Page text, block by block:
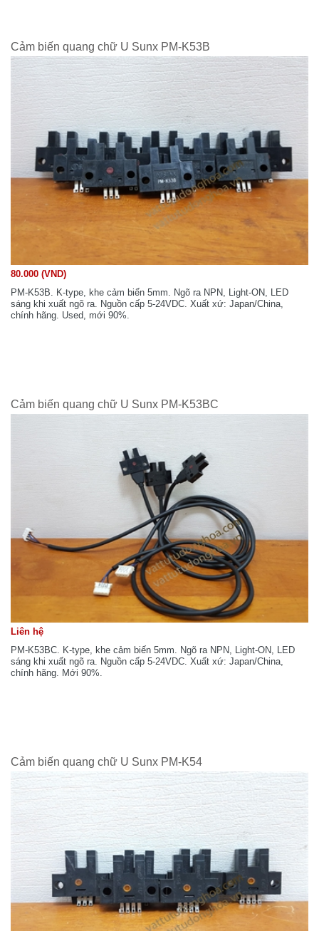
Cảm biến quang chữ U Sunx PM-K53B
80.000 (VND)
PM-K53B. K-type, khe cảm biến 5mm. Ngõ ra NPN, Light-ON, LED
sáng khi xuất ngõ ra. Nguồn cấp 5-24VDC. Xuất xứ: Japan/China,
chính hãng. Used, mới 90%.
Cảm biến quang chữ U Sunx PM-K53BC
Liên hệ
PM-K53BC. K-type, khe cảm biến 5mm. Ngõ ra NPN, Light-ON, LED
sáng khi xuất ngõ ra. Nguồn cấp 5-24VDC. Xuất xứ: Japan/China,
chính hãng. Mới 90%.
Cảm biến quang chữ U Sunx PM-K54